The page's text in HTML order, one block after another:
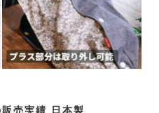
売実績 日本製